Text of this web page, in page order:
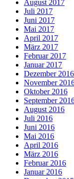
August 2017
Juli 2017
Juni 2017
Mai 2017
April 2017
März 2017
Februar 2017
Januar 2017
Dezember 2016
November
Oktober 2016
September
August 2016
Juli 2016
Juni 2016
Mai 2016
April 2016
März 2016
Februar 2016
Januar 2016